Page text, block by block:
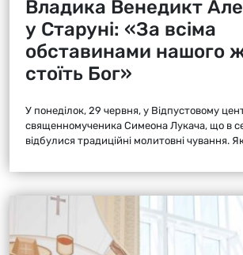
Владика Венедикт
у Старуні: «За всіма
обставинами нашого
стоїть Бог»
У понеділок, 29 червня, у Відпустовому
священномученика Симеона Лукача, що в
відбулися традиційні молитовні чування.